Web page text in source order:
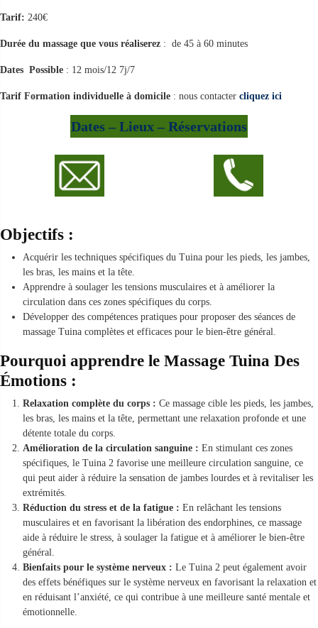
Tarif: 240€
Durée du massage que vous réaliserez : de 45 à 60 minutes
Dates Possible : 12 mois/12 7j/7
Tarif Formation individuelle à domicile : nous contacter cliquez ici
Dates – Lieux – Réservations
Objectifs :
Acquérir les techniques spécifiques du Tuina pour les pieds, les jambes,
les bras, les mains et la tête.
Apprendre à soulager les tensions musculaires et à améliorer la
circulation dans ces zones spécifiques du corps.
Développer des compétences pratiques pour proposer des séances de
massage Tuina complètes et efficaces pour le bien-être général.
Pourquoi apprendre le Massage Tuina Des
Émotions :
Relaxation complète du corps : Ce massage cible les pieds, les jambes,
les bras, les mains et la tête, permettant une relaxation profonde et une
détente totale du corps.
Amélioration de la circulation sanguine : En stimulant ces zones
spécifiques, le Tuina 2 favorise une meilleure circulation sanguine, ce
qui peut aider à réduire la sensation de jambes lourdes et à revitaliser les
extrémités.
Réduction du stress et de la fatigue : En relâchant les tensions
musculaires et en favorisant la libération des endorphines, ce massage
aide à réduire le stress, à soulager la fatigue et à améliorer le bien-être
général.
Bienfaits pour le système nerveux : Le Tuina 2 peut également avoir
des effets bénéfiques sur le système nerveux en favorisant la relaxation et
en réduisant l’anxiété, ce qui contribue à une meilleure santé mentale et
émotionnelle.